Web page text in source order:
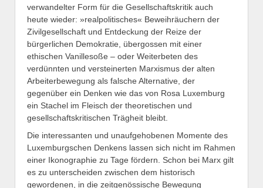
verwandelter Form für die Gesellschaftskritik auch
heute wieder: »realpolitisches« Beweihräuchern der
Zivilgesellschaft und Entdeckung der Reize der
bürgerlichen Demokratie, übergossen mit einer
ethischen Vanillesoße – oder Weiterbeten des
verdünnten und versteinerten Marxismus der alten
Arbeiterbewegung als falsche Alternative, der
gegenüber ein Denken wie das von Rosa Luxemburg
ein Stachel im Fleisch der theoretischen und
gesellschaftskritischen Trägheit bleibt.
Die interessanten und unaufgehobenen Momente des
Luxemburgschen Denkens lassen sich nicht im Rahmen
einer Ikonographie zu Tage fördern. Schon bei Marx gilt
es zu unterscheiden zwischen dem historisch
gewordenen, in die zeitgenössische Bewegung